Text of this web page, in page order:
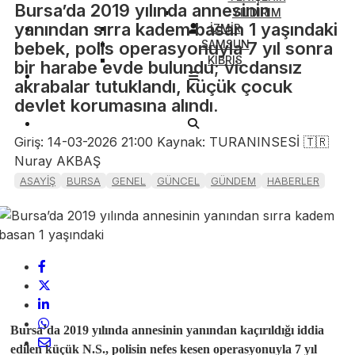
YILDIRIM
İZMİR
SAMSUN
KIBRIS
​Bursa’da 2019 yılında annesinin
yanından sırra kadem basan 1 yaşındaki
bebek, polis operasyonuyla 7 yıl sonra
bir harabe evde bulundu; vicdansız
akrabalar tutuklandı, küçük çocuk
devlet korumasına alındı.
Giriş: 14-03-2026 21:00 Kaynak: TURANINSESİ 🇹🇷
Nuray AKBAŞ
ASAYİŞ BURSA GENEL GÜNCEL GÜNDEM HABERLER
Bursa’da 2019 yılında annesinin yanından kaçırıldığı iddia
edilen küçük N.S., polisin nefes kesen operasyonuyla 7 yıl